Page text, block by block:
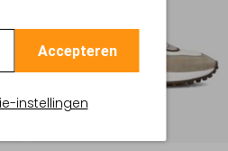
Accepteren
instellingen